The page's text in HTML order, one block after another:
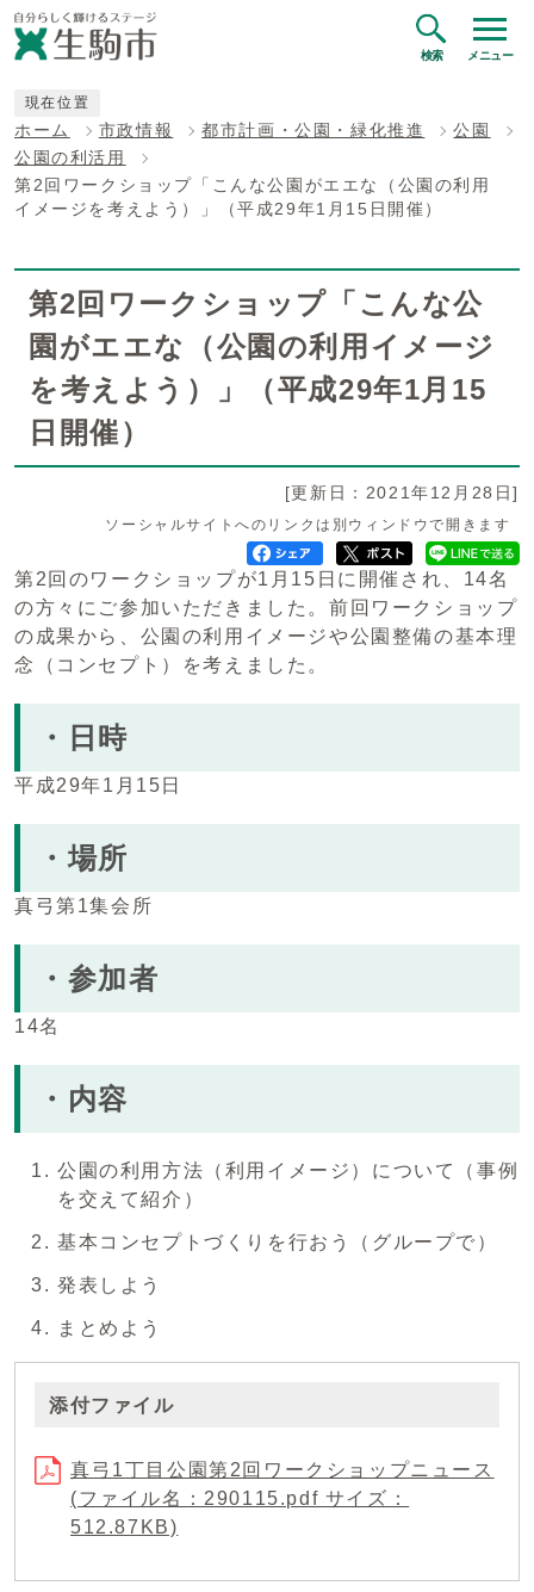
検索 メニュー
現在位置
ホーム 市政情報 都市計画・公園・緑化推進
公園
公園の利活用
第2回ワークショップ「こんな公園がエエな（公園の利用
イメージを考えよう）」（平成29年1月15日開催）
第2回ワークショップ「こんな公
園がエエな（公園の利用イメージ
を考えよう）」（平成29年1月15
日開催）
[更新日：2021年12月28日]
ソーシャルサイトへのリンクは別ウィンドウで開きます
第2回のワークショップが1月15日に開催され、14名
の方々にご参加いただきました。前回ワークショップ
の成果から、公園の利用イメージや公園整備の基本理
念（コンセプト）を考えました。
・日時
平成29年1月15日
・場所
真弓第1集会所
・参加者
14名
・内容
公園の利用方法（利用イメージ）について（事例
を交えて紹介）
基本コンセプトづくりを行おう（グループで）
発表しよう
まとめよう
添付ファイル
真弓1丁目公園第2回ワークショップニュース
(ファイル名：290115.pdf サイズ：
512.87KB)